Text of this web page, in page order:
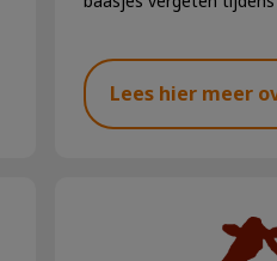
Lees hier meer